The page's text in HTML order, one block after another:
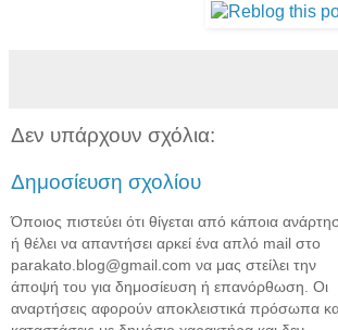
Δεν υπάρχουν σχόλια:
Δημοσίευση σχολίου
Όποιος πιστεύει ότι θίγεται από κάποια
ή θέλει να απαντήσει αρκεί ένα απλό mail στο
parakato.blog@gmail.com να μας στείλει την
άποψή του για δημοσίευση ή επανόρθωση. Οι
αναρτήσεις αφορούν αποκλειστικά πρόσωπα